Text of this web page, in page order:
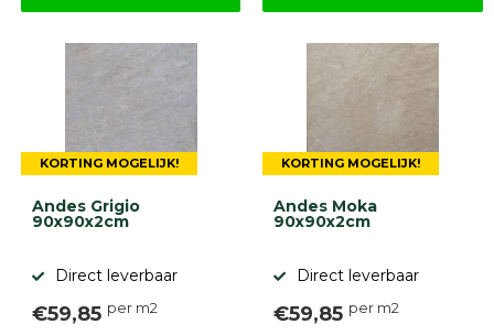
9.1
gebaseerd
946
ervaringen
KORTING MOGELIJK!
Andes Grigio
90x90x2cm
Direct leverbaar
€59,85 per m2
KORTING MOGELIJK!
Andes Moka
90x90x2cm
Direct leverbaar
€59,85 per m2